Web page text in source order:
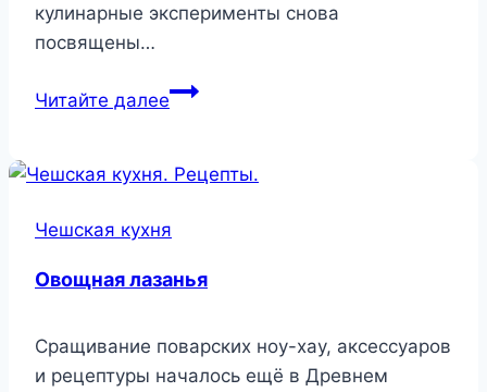
кулинарные эксперименты снова
посвящены…
Читайте далееКуриные
чешски
Чешская кухня
Овощная лазанья
Сращивание поварских ноу-хау, аксессуаров
и рецептуры началось ещё в Древнем